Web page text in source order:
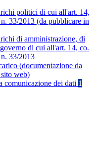
politici di cui all'art. 14,
33/2013 (da pubblicare in
di amministrazione, di
di cui all'art. 14, co.
33/2013
(documentazione da
web)
comunicazione dei dati 1